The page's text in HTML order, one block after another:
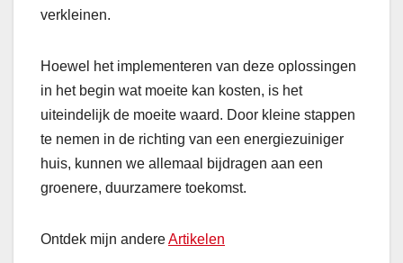
verkleinen.
Hoewel het implementeren van deze oplossingen
in het begin wat moeite kan kosten, is het
uiteindelijk de moeite waard. Door kleine stappen
te nemen in de richting van een energiezuiniger
huis, kunnen we allemaal bijdragen aan een
groenere, duurzamere toekomst.
Ontdek mijn andereArtikelen